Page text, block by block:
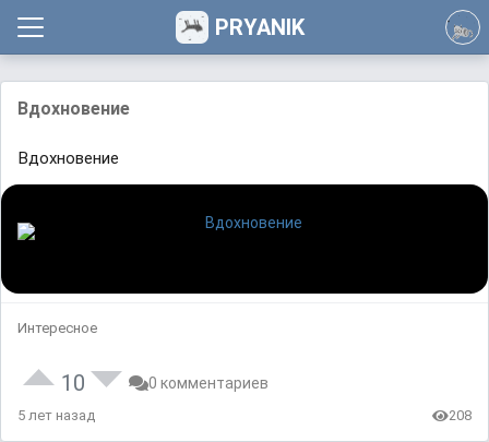
PRYANIK
Вдохновение
Вдохновение
Интересное
10 0 комментариев
5 лет назад 208